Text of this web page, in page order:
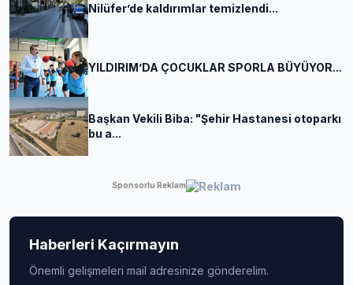
Nilüfer’de kaldırımlar temizlendi...
YILDIRIM’DA ÇOCUKLAR SPORLA BÜYÜYOR...
Başkan Vekili Biba: "Şehir Hastanesi otoparkı
bu a...
Sponsorlu Reklam
Haberleri Kaçırmayın
Önemli gelişmeleri mail adresinize gönderelim.